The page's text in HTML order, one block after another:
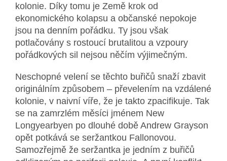
kolonie. Díky tomu je Země krok od
ekonomického kolapsu a občanské nepokoje
jsou na denním pořádku. Ty jsou však
potlačovány s rostoucí brutalitou a vzpoury
pořádkových sil nejsou něčím výjimečným.
Neschopné velení se těchto buřičů snaží zbavit
originálním způsobem – převelením na vzdálené
kolonie, v naivní víře, že je takto zpacifikuje. Tak
se na zamrzlém měsíci jménem New
Longyearbyen po dlouhé době Andrew Grayson
opět potkává se seržantkou Fallonovou.
Samozřejmě že seržantka je jedním z buřičů